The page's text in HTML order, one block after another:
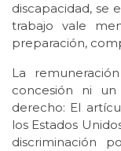
discapacidad, se
trabajo vale
preparación,
La
concesión ni
derecho: El
los Estados
discriminación